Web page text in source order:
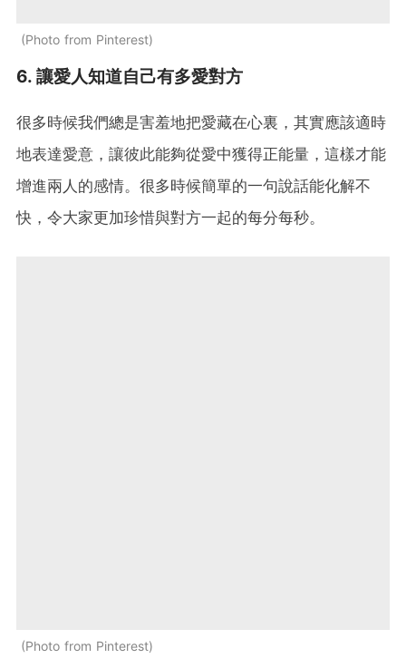
Photo from Pinterest
6. 讓愛人知道自己有多愛對方
很多時候我們總是害羞地把愛藏在心裏，其實應該適時
地表達愛意，讓彼此能夠從愛中獲得正能量，這樣才能
增進兩人的感情。很多時候簡單的一句說話能化解不
快，令大家更加珍惜與對方一起的每分每秒。
Photo from Pinterest